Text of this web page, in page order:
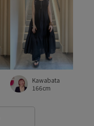
Kawabata
166cm